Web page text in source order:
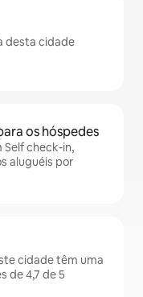
desta cidade
os hóspedes
Self check-in,
aluguéis por
cidade têm uma
de 4,7 de 5